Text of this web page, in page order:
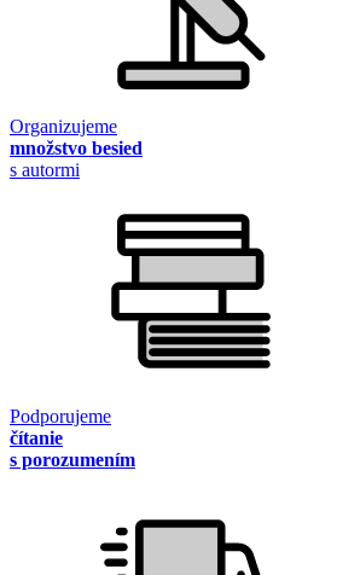
Organizujeme
množstvo besied
s autormi
Podporujeme
čítanie
s porozumením